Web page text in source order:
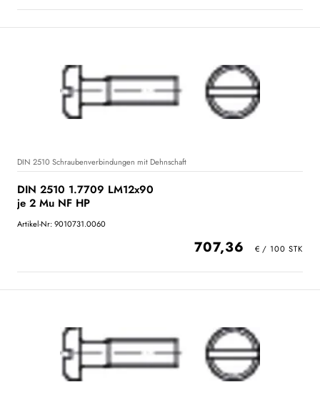
DIN 2510 Schraubenverbindungen mit Dehnschaft
DIN 2510 1.7709 LM12x90
je 2 Mu NF HP
Artikel-Nr: 9010731.0060
707,36